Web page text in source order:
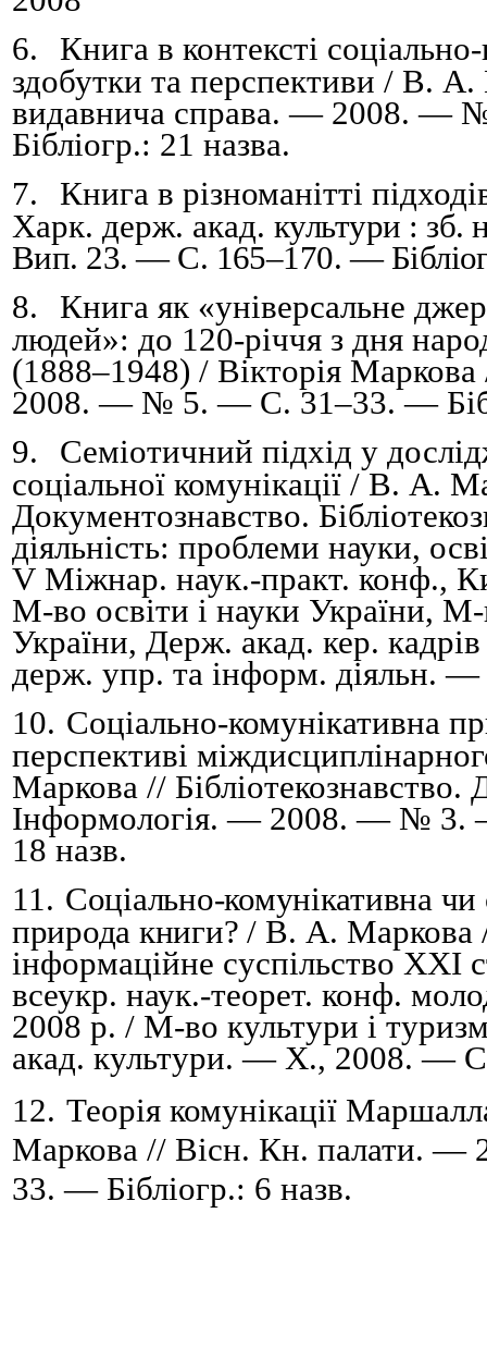
6.
Книга в контексті
здобутки та перспективи / В. А.
видавнича справа. — 2008. —
Бібліогр.: 21 назва.
7.
Книга в різноманітті
Харк. держ. акад. культури :
Вип. 23. — С. 165–170. —
8.
Книга як «універсальне
людей»: до 120-річчя з дня
(1888–1948) / Вікторія
2008. — № 5. — С. 31–33. —
9.
Семіотичний підхід у
соціальної комунікації / В. А.
Документознавство.
діяльність: проблеми науки,
V Міжнар. наук.-практ. конф.,
М-во освіти і науки України,
України, Держ. акад. кер.
держ. упр. та інформ. діяльн.
10. Соціально-комунікативна
перспективі
Маркова // Бібліотекознавство.
Інформологія. — 2008. — №
18 назв.
11. Соціально-комунікативна чи
природа книги? / В. А. Маркова
інформаційне суспільство XXІ
всеукр. наук.-теорет. конф.
2008 р. / М-во культури і
акад. культури. — Х., 2008. —
12. Теорія комунікації
Маркова // Вісн. Кн. палати.
33. — Бібліогр.: 6 назв.